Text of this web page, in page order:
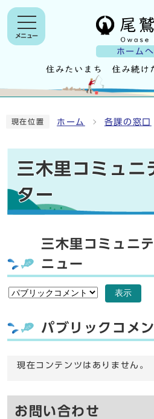
ホームへ
メニュー
現在位置 ホーム 各課の窓口
三木里コミュニ
ター
三木里コミュニ
ニュー
表示
パブリックコメ
現在コンテンツはありません。
お問い合わせ